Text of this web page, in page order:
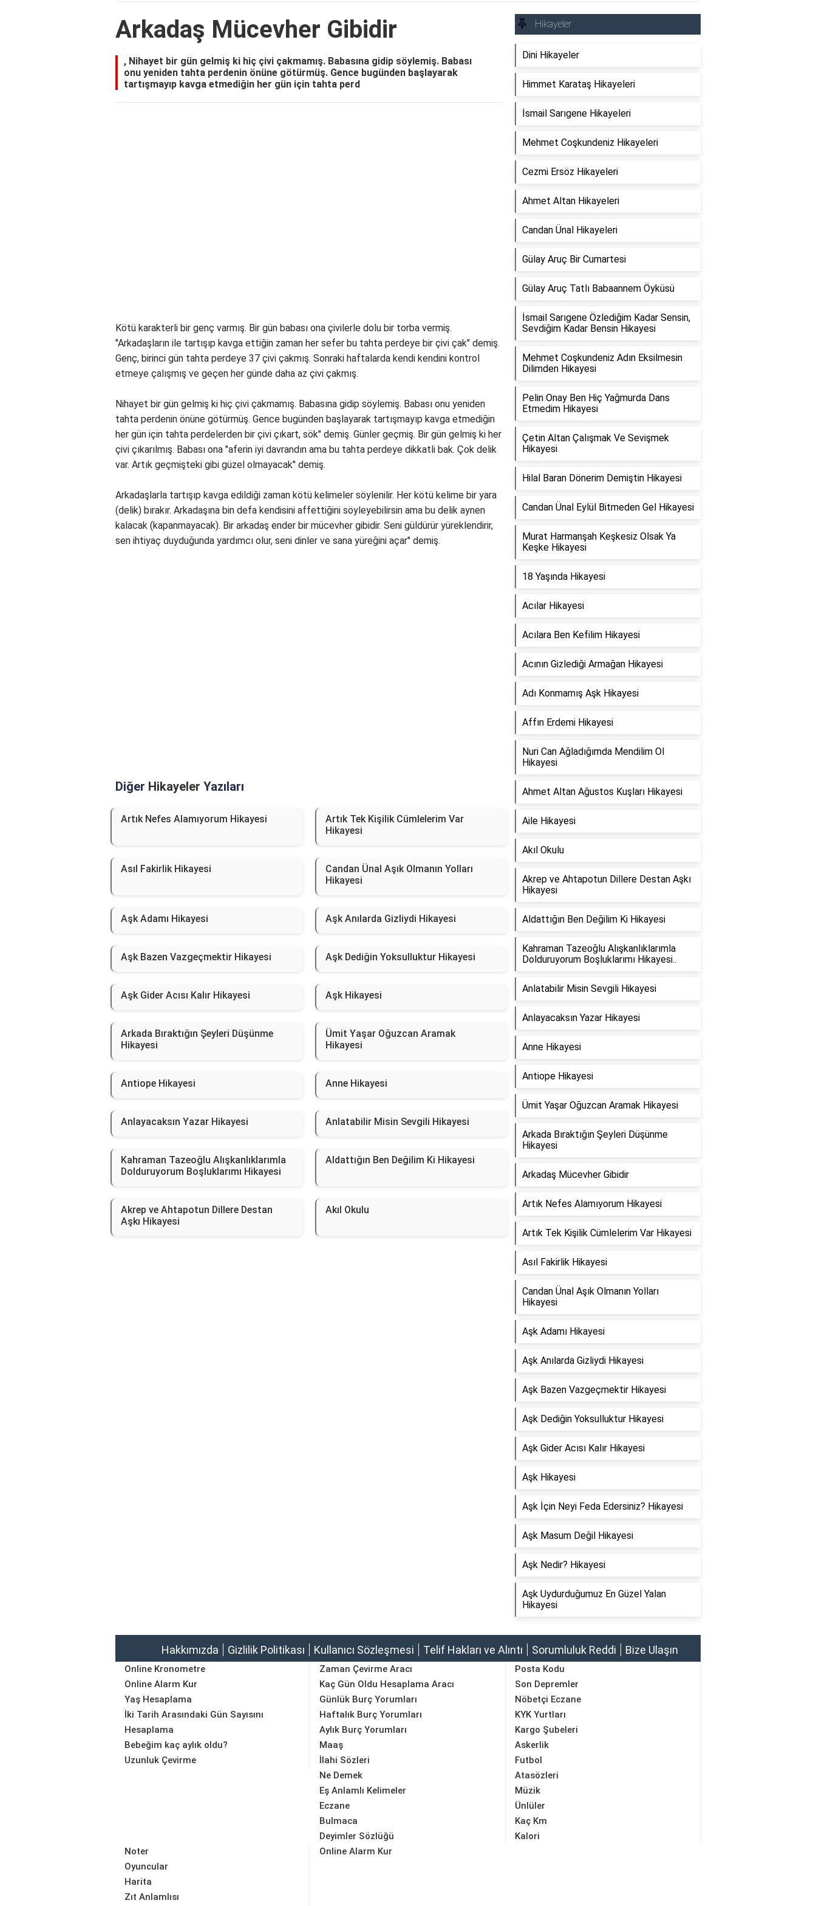
Arkadaş Mücevher Gibidir
, Nihayet bir gün gelmiş ki hiç çivi çakmamış. Babasına gidip söylemiş. Babası
onu yeniden tahta perdenin önüne götürmüş. Gence bugünden başlayarak
tartışmayıp kavga etmediğin her gün için tahta perd
Kötü karakterli bir genç varmış. Bir gün babası ona çivilerle dolu bir torba vermiş.
"Arkadaşların ile tartışıp kavga ettiğin zaman her sefer bu tahta perdeye bir çivi çak" demiş.
Genç, birinci gün tahta perdeye 37 çivi çakmış. Sonraki haftalarda kendi kendini kontrol
etmeye çalışmış ve geçen her günde daha az çivi çakmış.
Nihayet bir gün gelmiş ki hiç çivi çakmamış. Babasına gidip söylemiş. Babası onu yeniden
tahta perdenin önüne götürmüş. Gence bugünden başlayarak tartışmayıp kavga etmediğin
her gün için tahta perdelerden bir çivi çıkart, sök" demiş. Günler geçmiş. Bir gün gelmiş ki her
çivi çıkarılmış. Babası ona "aferin iyi davrandın ama bu tahta perdeye dikkatli bak. Çok delik
var. Artık geçmişteki gibi güzel olmayacak" demiş.
Arkadaşlarla tartışıp kavga edildiği zaman kötü kelimeler söylenilir. Her kötü kelime bir yara
(delik) bırakır. Arkadaşına bin defa kendisini affettiğini söyleyebilirsin ama bu delik aynen
kalacak (kapanmayacak). Bir arkadaş ender bir mücevher gibidir. Seni güldürür yüreklendirir,
sen ihtiyaç duyduğunda yardımcı olur, seni dinler ve sana yüreğini açar" demiş.
Diğer Hikayeler Yazıları
Artık Nefes Alamıyorum Hikayesi
Artık Tek Kişilik Cümlelerim Var
Hikayesi
Asıl Fakirlik Hikayesi
Candan Ünal Aşık Olmanın Yolları
Hikayesi
Aşk Adamı Hikayesi Aşk Anılarda Gizliydi Hikayesi
Aşk Bazen Vazgeçmektir Hikayesi Aşk Dediğin Yoksulluktur Hikayesi
Aşk Gider Acısı Kalır Hikayesi Aşk Hikayesi
Arkada Bıraktığın Şeyleri Düşünme
Hikayesi
Ümit Yaşar Oğuzcan Aramak
Hikayesi
Antiope Hikayesi Anne Hikayesi
Anlayacaksın Yazar Hikayesi Anlatabilir Misin Sevgili Hikayesi
Kahraman Tazeoğlu Alışkanlıklarımla
Dolduruyorum Boşluklarımı Hikayesi
Aldattığın Ben Değilim Ki Hikayesi
Akrep ve Ahtapotun Dillere Destan
Aşkı Hikayesi
Akıl Okulu
Hikayeler
Dini Hikayeler
Himmet Karataş Hikayeleri
İsmail Sarıgene Hikayeleri
Mehmet Coşkundeniz Hikayeleri
Cezmi Ersöz Hikayeleri
Ahmet Altan Hikayeleri
Candan Ünal Hikayeleri
Gülay Aruç Bir Cumartesi
Gülay Aruç Tatlı Babaannem Öyküsü
İsmail Sarıgene Özlediğim Kadar Sensin,
Sevdiğim Kadar Bensin Hikayesi
Mehmet Coşkundeniz Adın Eksilmesin
Dilimden Hikayesi
Pelin Onay Ben Hiç Yağmurda Dans
Etmedim Hikayesi
Çetin Altan Çalışmak Ve Sevişmek
Hikayesi
Hilal Baran Dönerim Demiştin Hikayesi
Candan Ünal Eylül Bitmeden Gel Hikayesi
Murat Harmanşah Keşkesiz Olsak Ya
Keşke Hikayesi
18 Yaşında Hikayesi
Acılar Hikayesi
Acılara Ben Kefilim Hikayesi
Acının Gizlediği Armağan Hikayesi
Adı Konmamış Aşk Hikayesi
Affın Erdemi Hikayesi
Nuri Can Ağladığımda Mendilim Ol
Hikayesi
Ahmet Altan Ağustos Kuşları Hikayesi
Aile Hikayesi
Akıl Okulu
Akrep ve Ahtapotun Dillere Destan Aşkı
Hikayesi
Aldattığın Ben Değilim Ki Hikayesi
Kahraman Tazeoğlu Alışkanlıklarımla
Dolduruyorum Boşluklarımı Hikayesi..
Anlatabilir Misin Sevgili Hikayesi
Anlayacaksın Yazar Hikayesi
Anne Hikayesi
Antiope Hikayesi
Ümit Yaşar Oğuzcan Aramak Hikayesi
Arkada Bıraktığın Şeyleri Düşünme
Hikayesi
Arkadaş Mücevher Gibidir
Artık Nefes Alamıyorum Hikayesi
Artık Tek Kişilik Cümlelerim Var Hikayesi
Asıl Fakirlik Hikayesi
Candan Ünal Aşık Olmanın Yolları
Hikayesi
Aşk Adamı Hikayesi
Aşk Anılarda Gizliydi Hikayesi
Aşk Bazen Vazgeçmektir Hikayesi
Aşk Dediğin Yoksulluktur Hikayesi
Aşk Gider Acısı Kalır Hikayesi
Aşk Hikayesi
Aşk İçin Neyi Feda Edersiniz? Hikayesi
Aşk Masum Değil Hikayesi
Aşk Nedir? Hikayesi
Aşk Uydurduğumuz En Güzel Yalan
Hikayesi
Hakkımızda Gizlilik Politikası Kullanıcı Sözleşmesi Telif Hakları ve Alıntı Sorumluluk Reddi Bize Ulaşın
Online Kronometre
Online Alarm Kur
Yaş Hesaplama
İki Tarih Arasındaki Gün Sayısını
Hesaplama
Bebeğim kaç aylık oldu?
Uzunluk Çevirme
Zaman Çevirme Aracı
Kaç Gün Oldu Hesaplama Aracı
Günlük Burç Yorumları
Haftalık Burç Yorumları
Aylık Burç Yorumları
Maaş
Posta Kodu
Son Depremler
Nöbetçi Eczane
KYK Yurtları
Kargo Şubeleri
Askerlik
İlahi Sözleri
Ne Demek
Eş Anlamlı Kelimeler
Eczane
Bulmaca
Deyimler Sözlüğü
Futbol
Atasözleri
Müzik
Ünlüler
Kaç Km
Kalori
Noter
Oyuncular
Harita
Zıt Anlamlısı
Online Alarm Kur